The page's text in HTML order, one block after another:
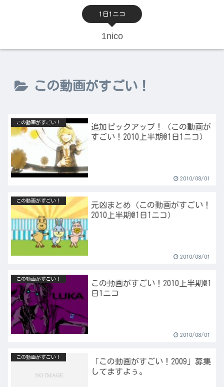
1日1ニコ
1nico
この動画がすごい！
この動画がすごい！
追加ピックアップ！（この動画が
すごい！2010上半期@1日1ニコ）
2010/08/01
この動画がすごい！
元凶まとめ（この動画がすごい！
2010上半期@1日1ニコ）
2010/08/01
この動画がすごい！
この動画がすごい！2010上半期@1
日1ニコ
2010/08/01
この動画がすごい！
「この動画がすごい！2009」募集
してますよぅ。